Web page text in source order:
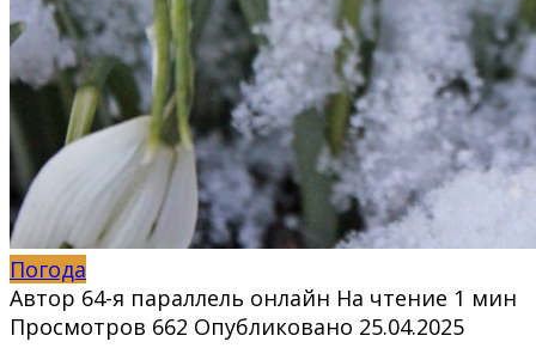
Погода
Автор 64-я параллель онлайн На чтение 1 мин
Просмотров 662 Опубликовано 25.04.2025